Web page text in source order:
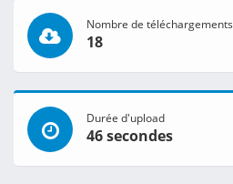
Nombre de téléchargements
18
Durée d'upload
46 secondes